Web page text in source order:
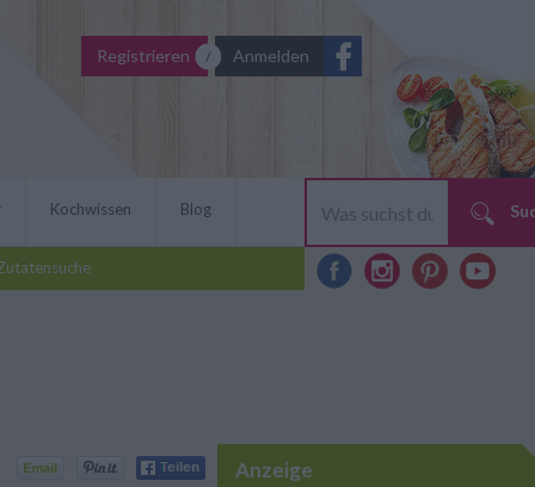
Registrieren Anmelden
Kochwissen Blog
Anzeige